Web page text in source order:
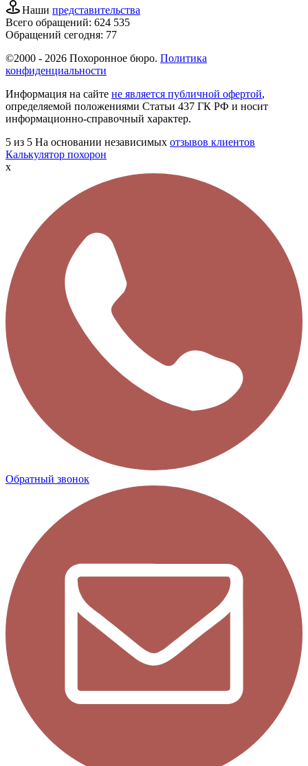
Наши представительства
Всего обращений: 624 535
Обращений сегодня: 77
©2000 - 2026 Похоронное бюро. Политика
конфиденциальности
Информация на сайте не является публичной офертой,
определяемой положениями Статьи 437 ГК РФ и носит
информационно-справочный характер.
5 из 5 На основании независимых отзывов клиентов
Калькулятор похорон
x
Обратный звонок